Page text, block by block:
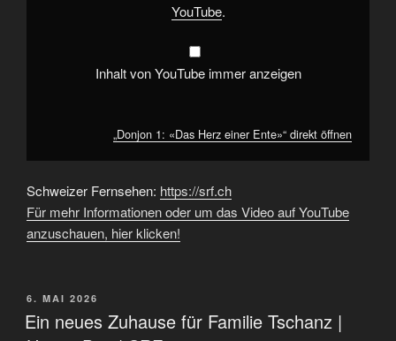
YouTube.
Inhalt von YouTube immer anzeigen
„Donjon 1: «Das Herz einer Ente»“ direkt öffnen
Schweizer Fernsehen: https://srf.ch
Für mehr Informationen oder um das Video auf YouTube
anzuschauen, hier klicken!
VERÖFFENTLICHT
AM
6. MAI 2026
Ein neues Zuhause für Familie Tschanz |